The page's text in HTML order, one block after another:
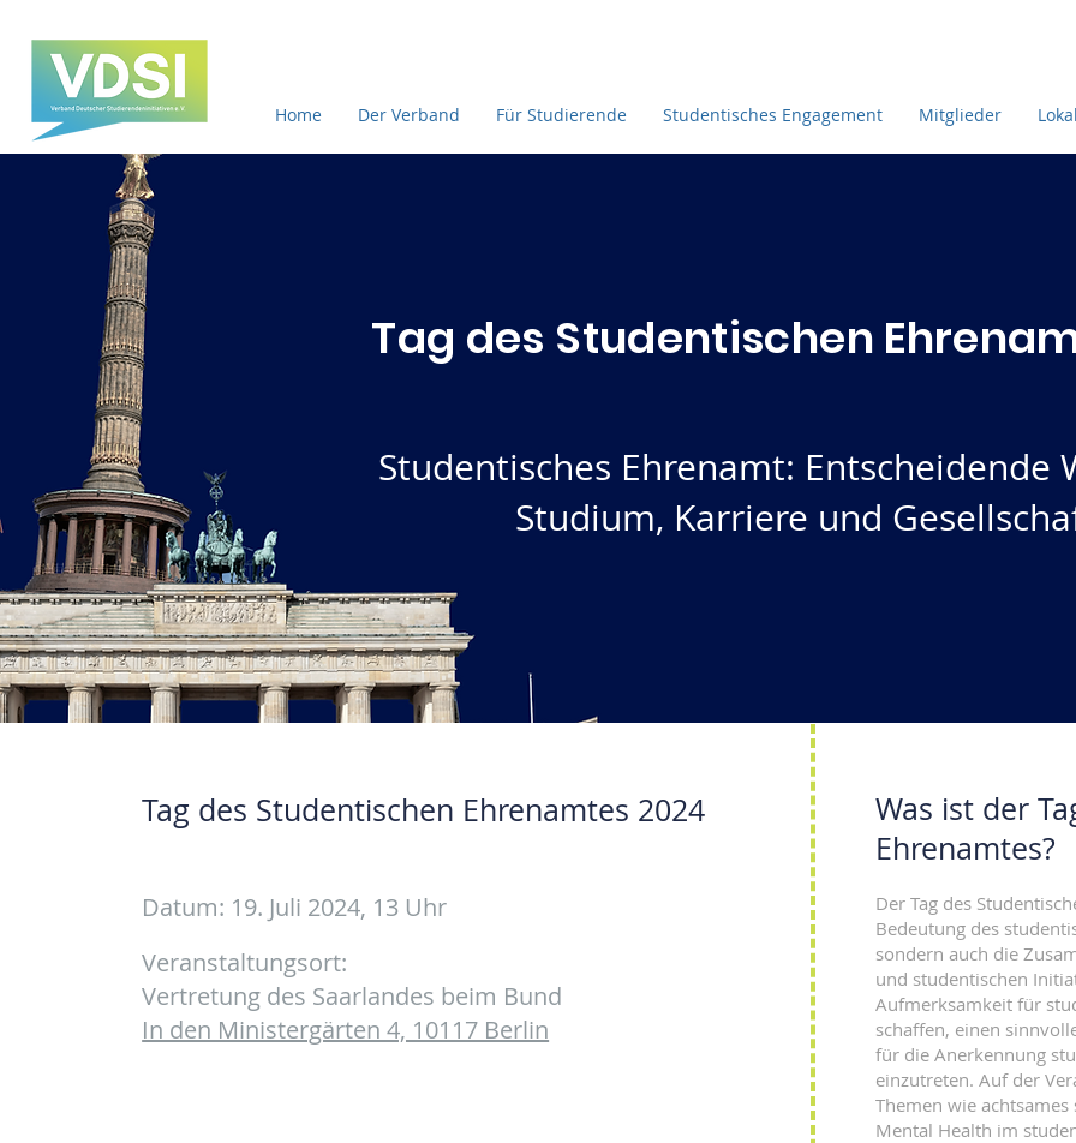
Home Der Verband Für Studierende Studentisches Engagement Mitglieder
Studentisches Ehrenamt: Entscheidende
Studium, Karriere und
Tag des Studentischen
Tag des Studentischen Ehrenamtes 2024
Datum: 19. Juli 2024, 13 Uhr
Veranstaltungsort:
Vertretung des Saarlandes beim Bund
In den Ministergärten 4, 10117 Berlin
Was ist der
Ehrenamtes?
Der Tag des
Bedeutung des
sondern auch die
und studentischen
Aufmerksamkeit für
schaffen, einen
für die Anerkennung
einzutreten. Auf der
Themen wie
Mental Health im